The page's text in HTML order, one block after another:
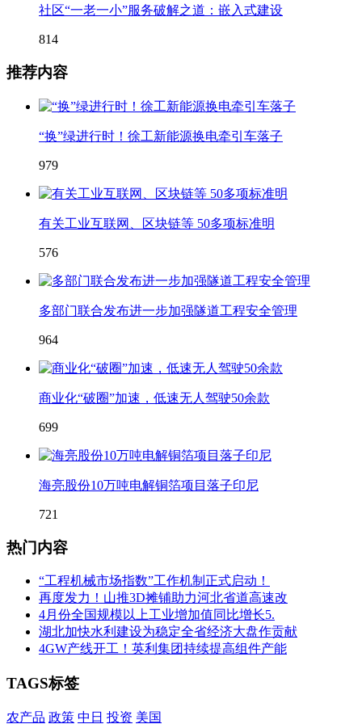
社区“一老一小”服务破解之道：嵌入式建设
814
推荐内容
“换”绿进行时！徐工新能源换电牵引车落子
979
有关工业互联网、区块链等 50多项标准明
576
多部门联合发布进一步加强隧道工程安全管理
964
商业化“破圈”加速，低速无人驾驶50余款
699
海亮股份10万吨电解铜箔项目落子印尼
721
热门内容
“工程机械市场指数”工作机制正式启动！
再度发力！山推3D摊铺助力河北省道高速改
4月份全国规模以上工业增加值同比增长5.
湖北加快水利建设为稳定全省经济大盘作贡献
4GW产线开工！英利集团持续提高组件产能
TAGS标签
农产品 政策 中日 投资 美国